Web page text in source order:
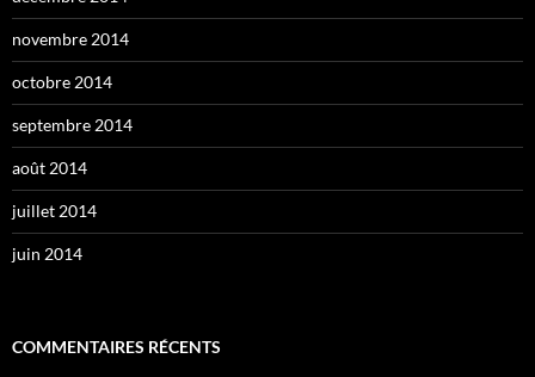
novembre 2014
octobre 2014
septembre 2014
août 2014
juillet 2014
juin 2014
COMMENTAIRES RÉCENTS